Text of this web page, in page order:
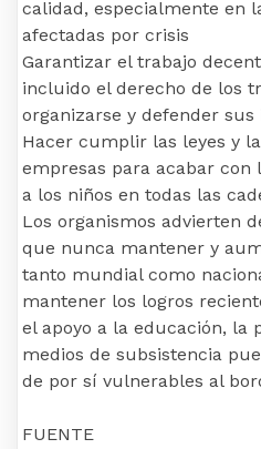
calidad, especialmente en
afectadas por crisis
Garantizar el trabajo
incluido el derecho de los
organizarse y defender sus
Hacer cumplir las leyes y
empresas para acabar
a los niños en todas las
Los organismos advierten
que nunca mantener y
tanto mundial como
mantener los logros
el apoyo a la educación, la
medios de subsistencia
de por sí vulnerables al
FUENTE